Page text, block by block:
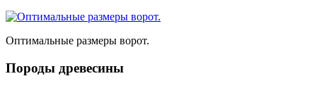
Оптимальные размеры ворот.
Породы древесины